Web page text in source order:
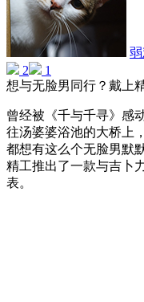
2
1
想与无脸男同行？戴上
曾经被《千与千寻》感
往汤婆婆浴池的大桥上
都想有这么个无脸男默
精工推出了一款与吉卜
表。